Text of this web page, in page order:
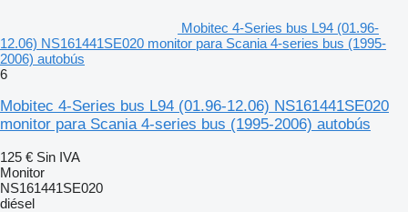
Mobitec 4-Series bus L94 (01.96-
12.06) NS161441SE020 monitor para Scania 4-series bus (1995-
2006) autobús
6
Mobitec 4-Series bus L94 (01.96-12.06) NS161441SE020
monitor para Scania 4-series bus (1995-2006) autobús
125 € Sin IVA
Monitor
NS161441SE020
diésel